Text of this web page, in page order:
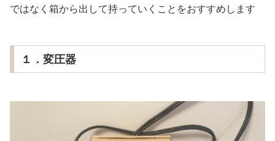
ではなく箱から出して持っていくことをおすすめします
１．変圧器